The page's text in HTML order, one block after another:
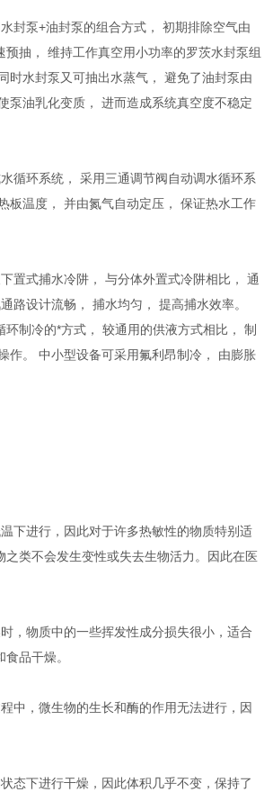
泵+油封泵的组合方式， 初期排除空气由
预抽， 维持工作真空用小功率的罗茨水封泵组
时水封泵又可抽出水蒸气， 避免了油封泵由
泵油乳化变质， 进而造成系统真空度不稳定
环系统， 采用三通调节阀自动调水循环系
板温度， 并由氮气自动定压， 保证热水工作
式捕水冷阱， 与分体外置式冷阱相比， 通
路设计流畅， 捕水均匀， 提高捕水效率。
环制冷的*方式， 较通用的供液方式相比， 制
作。 中小型设备可采用氟利昂制冷， 由膨胀
进行，因此对于许多热敏性的物质特别适
之类不会发生变性或失去生物活力。因此在医
物质中的一些挥发性成分损失很小，适合
品干燥。
，微生物的生长和酶的作用无法进行，因
下进行干燥，因此体积几乎不变，保持了